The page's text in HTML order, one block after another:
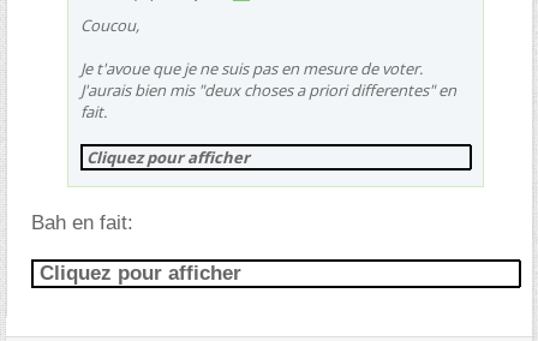
Coucou,
Je t'avoue que je ne suis pas en mesure de voter.
J'aurais bien mis "deux choses a priori differentes" en
fait.
Cliquez pour afficher
Bah en fait:
Cliquez pour afficher